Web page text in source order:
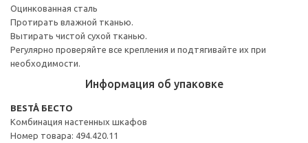
Оцинкованная сталь
Протирать влажной тканью.
Вытирать чистой сухой тканью.
Регулярно проверяйте все крепления и подтягивайте их при
необходимости.
Информация об упаковке
BESTÅ БЕСТО
Комбинация настенных шкафов
Номер товара: 494.420.11